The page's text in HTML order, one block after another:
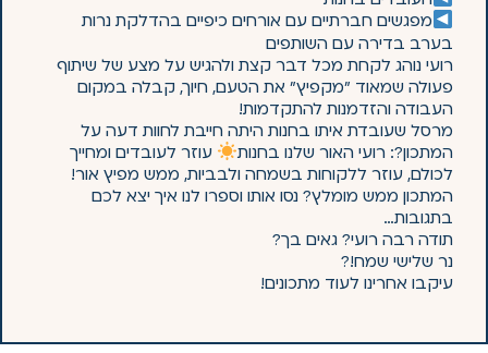
מפגשים חברתיים עם אורחים כיפיים בהדלקת נרות
בערב בדירה עם השותפים
רועי נוהג לקחת מכל דבר קצת ולהגיש על מצע של שיתוף
פעולה שמאוד "מקפיץ" את הטעם, חיוך, קבלה במקום
העבודה והזדמנות להתקדמות!
מרסל שעובדת איתו בחנות היתה חייבת לחוות דעה על
המתכון?: רועי האור שלנו בחנות
עוזר לעובדים ומחייך
לכולם, עוזר ללקוחות בשמחה ולבביות, ממש מפיץ אור!
המתכון ממש מומלץ? נסו אותו וספרו לנו איך יצא לכם
בתגובות…
תודה רבה רועי? גאים בך?
נר שלישי שמח!?
עיקבו אחרינו לעוד מתכונים!